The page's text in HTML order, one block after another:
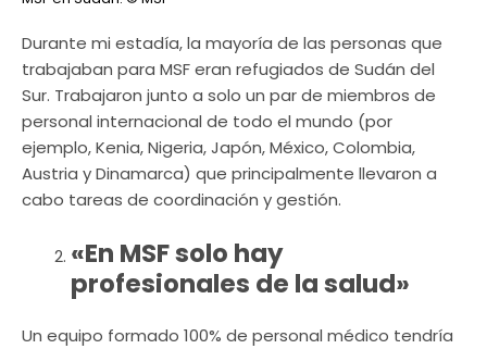
Durante mi estadía, la mayoría de las personas que
trabajaban para MSF eran refugiados de Sudán del
Sur. Trabajaron junto a solo un par de miembros de
personal internacional de todo el mundo (por
ejemplo, Kenia, Nigeria, Japón, México, Colombia,
Austria y Dinamarca) que principalmente llevaron a
cabo tareas de coordinación y gestión.
«En MSF solo hay
profesionales de la salud»
Un equipo formado 100% de personal médico tendría